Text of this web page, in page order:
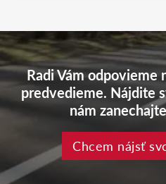
Radi Vám odpovieme
predvedieme. Nájdite
nám
Chcem nájsť